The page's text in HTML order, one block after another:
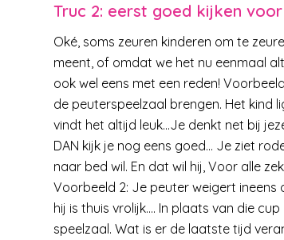
Truc 2: eerst goed kijken
Oké, soms zeuren kinderen om te
meent, of omdat we het nu eenmaal
ook wel eens met een reden!
de peuterspeelzaal brengen. Het kind
vindt het altijd leuk…Je denkt net bij
DAN kijk je nog eens goed… Je ziet
naar bed wil. En dat wil hij, Voor alle
Voorbeeld 2: Je peuter weigert ineens
hij is thuis vrolijk…. In plaats van die
speelzaal. Wat is er de laatste tijd